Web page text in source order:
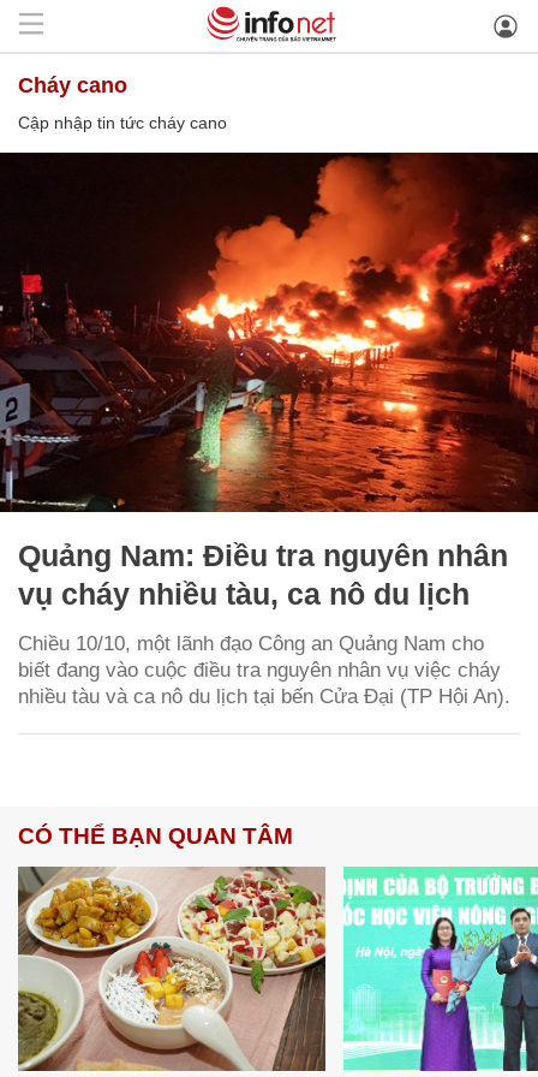
cháy cano
Cập nhập tin tức cháy cano
Quảng Nam: Điều tra nguyên nhân
vụ cháy nhiều tàu, ca nô du lịch
Chiều 10/10, một lãnh đạo Công an Quảng Nam cho
biết đang vào cuộc điều tra nguyên nhân vụ việc cháy
nhiều tàu và ca nô du lịch tại bến Cửa Đại (TP Hội An).
CÓ THỂ BẠN QUAN TÂM